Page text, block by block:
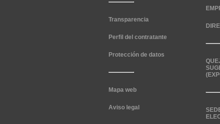
Transparencia
Perfil del contratante
Protección de datos
Mapa web
Aviso legal